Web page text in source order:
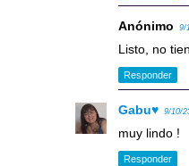
Anónimo 9/
Listo, no
Responder
Gabu♥ 9/10/
muy lindo !
Responder